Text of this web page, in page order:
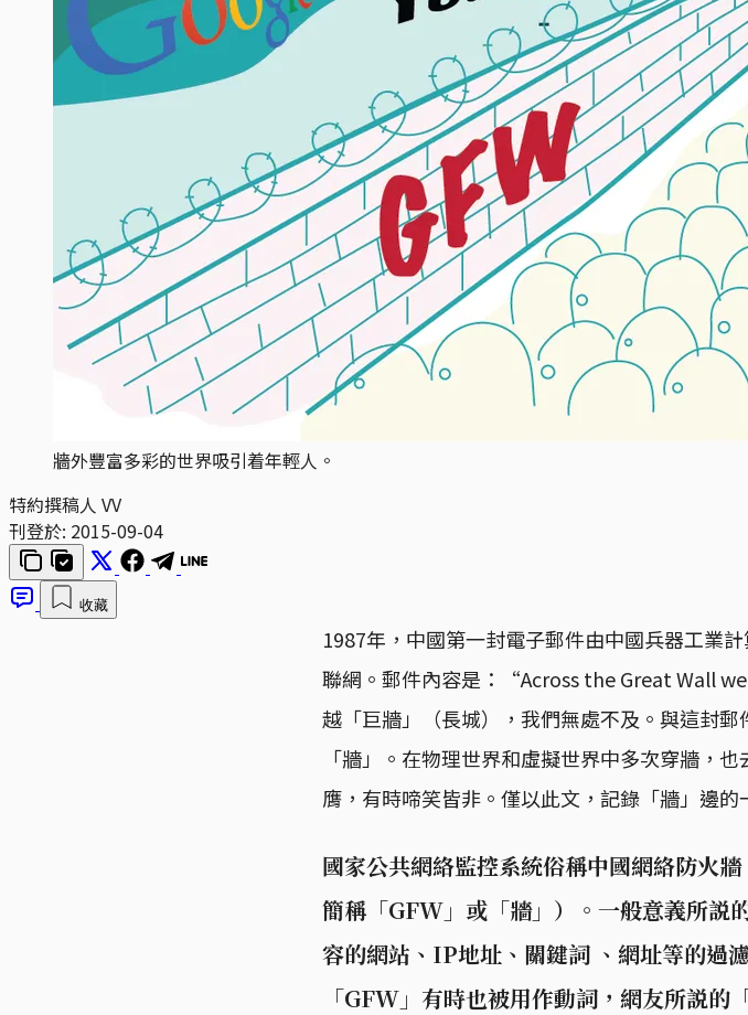
牆外豐富多彩的世界吸引着年輕人。
特約撰稿人 VV
刊登於: 2015-09-04
收藏
1987年，中國第一封電子郵件由中國兵器工業
聯網。郵件內容是：“Across the Great Wall
越「巨牆」（長城），我們無處不及。與這封
「牆」。在物理世界和虛擬世界中多次穿牆，
膺，有時啼笑皆非。僅以此文，記錄「牆」邊的
國家公共網絡監控系統俗稱中國網絡防
簡稱「GFW」或「牆」）。一般意義所説
容的網站、IP地址、關鍵詞 、網址等的過
「GFW」有時也被用作動詞，網友所説的